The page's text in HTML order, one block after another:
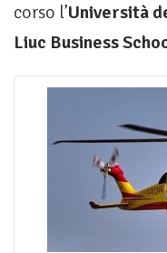
corso l’Università
Liuc Business